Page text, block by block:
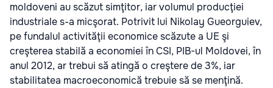
moldoveni au scăzut simţitor, iar volumul producţiei
industriale s-a micşorat. Potrivit lui Nikolay Gueorguiev,
pe fundalul activităţii economice scăzute a UE şi
creşterea stabilă a economiei în CSI, PIB-ul Moldovei, în
anul 2012, ar trebui să atingă o creştere de 3%, iar
stabilitatea macroeconomică trebuie să se menţină.